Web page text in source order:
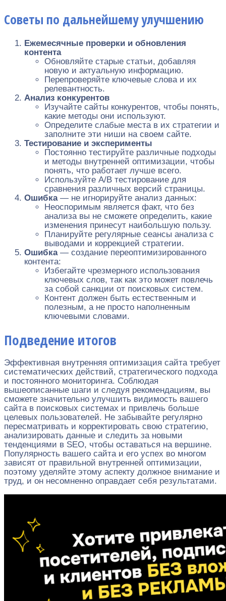
Советы по дальнейшему улучшению
Ежемесячные проверки и обновления
контента
Обновляйте старые статьи, добавляя
новую и актуальную информацию.
Перепроверяйте ключевые слова и их
релевантность.
Анализ конкурентов
Изучайте сайты конкурентов, чтобы понять,
какие методы они используют.
Определите слабые места в их стратегии и
заполните эти ниши на своем сайте.
Тестирование и эксперименты
Постоянно тестируйте различные подходы
и методы внутренней оптимизации, чтобы
понять, что работает лучше всего.
Используйте A/B тестирование для
сравнения различных версий страницы.
Ошибка— не игнорируйте анализ данных:
Неоспоримым является факт, что без
анализа вы не сможете определить, какие
изменения принесут наибольшую пользу.
Планируйте регулярные сеансы анализа с
выводами и коррекцией стратегии.
Ошибка— создание переоптимизированного
контента:
Избегайте чрезмерного использования
ключевых слов, так как это может повлечь
за собой санкции от поисковых систем.
Контент должен быть естественным и
полезным, а не просто наполненным
ключевыми словами.
Подведение итогов
Эффективная внутренняя оптимизация сайта требует
систематических действий, стратегического подхода
и постоянного мониторинга. Соблюдая
вышеописанные шаги и следуя рекомендациям, вы
сможете значительно улучшить видимость вашего
сайта в поисковых системах и привлечь больше
целевых пользователей. Не забывайте регулярно
пересматривать и корректировать свою стратегию,
анализировать данные и следить за новыми
тенденциями в SEO, чтобы оставаться на вершине.
Популярность вашего сайта и его успех во многом
зависят от правильной внутренней оптимизации,
поэтому уделяйте этому аспекту должное внимание и
труд, и он несомненно оправдает себя результатами.